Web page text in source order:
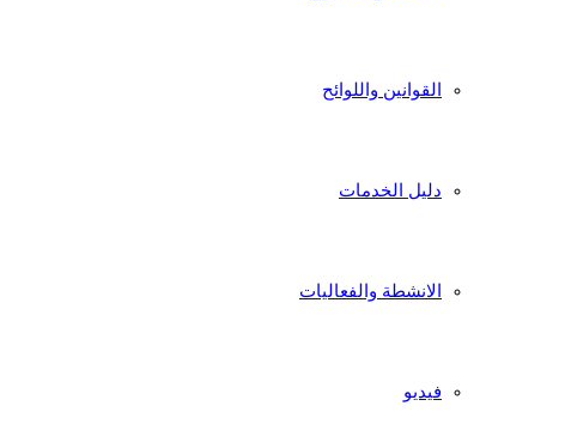
القوانين واللوائح
دليل الخدمات
الانشطة والفعاليات
فيديو